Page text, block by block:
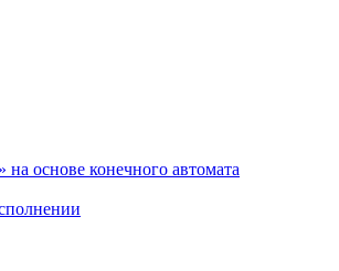
основе конечного автомата